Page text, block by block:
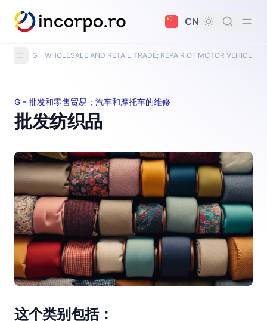
要内容
CN
G - WHOLESALE AND RETAIL TRADE; REPAIR OF MOTOR VEHICLES
批发纺织品
G - 批发和零售贸易；汽车和摩托车的维修
批发纺织品
这个类别包括：